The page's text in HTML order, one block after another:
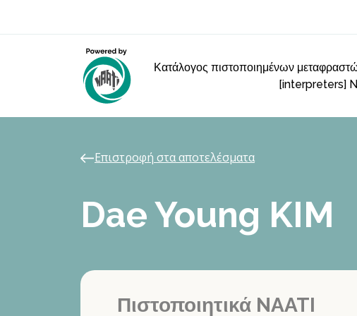
Κατάλογος πιστοποιημένων
[interpreters]
Επιστροφή στα αποτελέσματα
Dae Young KIM
Πιστοποιητικά NAATI